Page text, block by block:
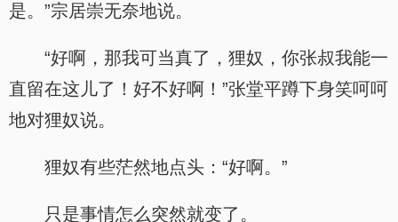
是。”宗居崇无奈地说。
“好啊，那我可当真了，狸奴，你张叔我能一
直留在这儿了！好不好啊！”张堂平蹲下身笑呵呵
地对狸奴说。
狸奴有些茫然地点头：“好啊。”
只是事情怎么突然就变了。